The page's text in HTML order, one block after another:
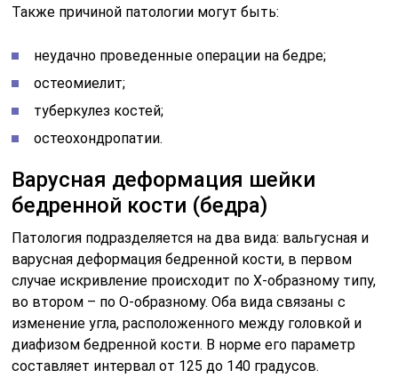
Также причиной патологии могут быть:
неудачно проведенные операции на бедре;
остеомиелит;
туберкулез костей;
остеохондропатии.
Варусная деформация шейки
бедренной кости (бедра)
Патология подразделяется на два вида: вальгусная и
варусная деформация бедренной кости, в первом
случае искривление происходит по Х-образному типу,
во втором – по О-образному. Оба вида связаны с
изменение угла, расположенного между головкой и
диафизом бедренной кости. В норме его параметр
составляет интервал от 125 до 140 градусов.